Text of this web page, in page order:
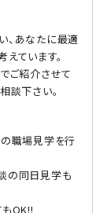
、あなたに最適
ています。
ご紹介させて
談下さい。
の職場見学を行
の同日見学も
OK!!